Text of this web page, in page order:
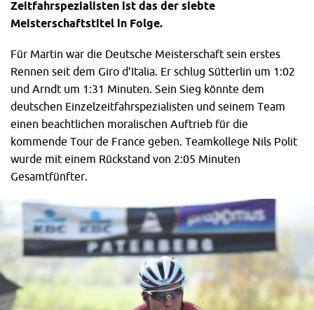
Zeitfahrspezialisten ist das der siebte
Meisterschaftstitel in Folge.
Für Martin war die Deutsche Meisterschaft sein erstes
Rennen seit dem Giro d’Italia. Er schlug Sütterlin um 1:02
und Arndt um 1:31 Minuten. Sein Sieg könnte dem
deutschen Einzelzeitfahrspezialisten und seinem Team
einen beachtlichen moralischen Auftrieb für die
kommende Tour de France geben. Teamkollege Nils Polit
wurde mit einem Rückstand von 2:05 Minuten
Gesamtfünfter.